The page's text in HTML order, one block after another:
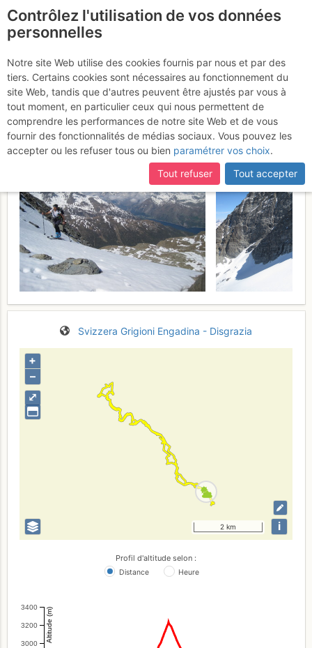
Crasta dal Lej Sgrischus
- Q. 3238 : da Sils via
Furtschellas
Dimanche 28 mai 2017
Svizzera Grigioni Engadina - Disgrazia
⤢
+
–
2 km i
Profil d'altitude selon :
Distance Heure
3000
3200
3400 Altitude (m)
Contrôlez l'utilisation de vos données
personnelles
Notre site Web utilise des cookies fournis par nous et par des
tiers. Certains cookies sont nécessaires au fonctionnement du
site Web, tandis que d'autres peuvent être ajustés par vous à
tout moment, en particulier ceux qui nous permettent de
comprendre les performances de notre site Web et de vous
fournir des fonctionnalités de médias sociaux. Vous pouvez les
accepter ou les refuser tous ou bien paramétrer vos choix.
Tout refuser
Tout accepter